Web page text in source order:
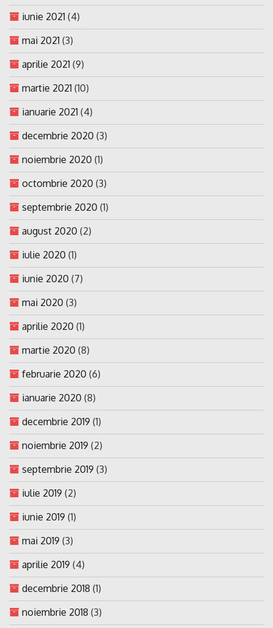
iunie 2021 (4)
mai 2021 (3)
aprilie 2021 (9)
martie 2021 (10)
ianuarie 2021 (4)
decembrie 2020 (3)
noiembrie 2020 (1)
octombrie 2020 (3)
septembrie 2020 (1)
august 2020 (2)
iulie 2020 (1)
iunie 2020 (7)
mai 2020 (3)
aprilie 2020 (1)
martie 2020 (8)
februarie 2020 (6)
ianuarie 2020 (8)
decembrie 2019 (1)
noiembrie 2019 (2)
septembrie 2019 (3)
iulie 2019 (2)
iunie 2019 (1)
mai 2019 (3)
aprilie 2019 (4)
decembrie 2018 (1)
noiembrie 2018 (3)